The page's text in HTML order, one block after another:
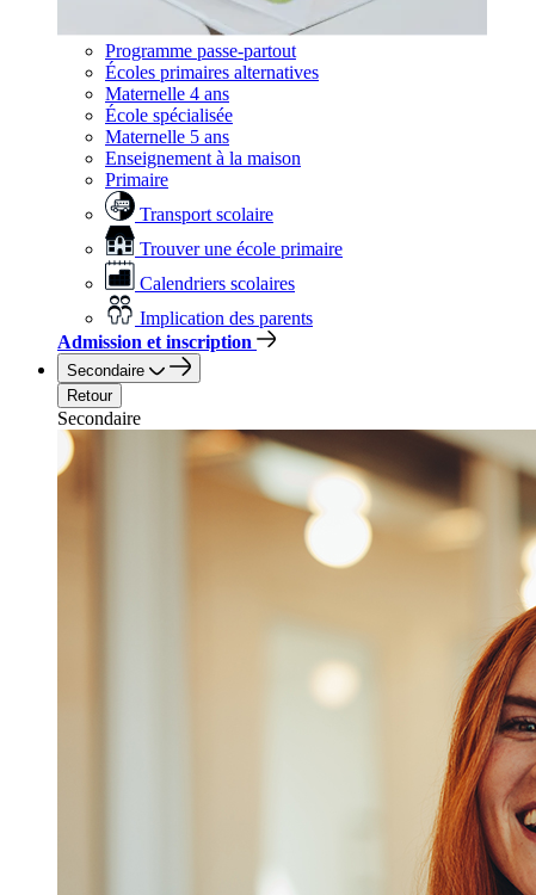
Programme passe-partout
Écoles primaires alternatives
Maternelle 4 ans
École spécialisée
Maternelle 5 ans
Enseignement à la maison
Primaire
Transport scolaire
Trouver une école primaire
Calendriers scolaires
Implication des parents
Admission et inscription
Secondaire
Retour
Secondaire